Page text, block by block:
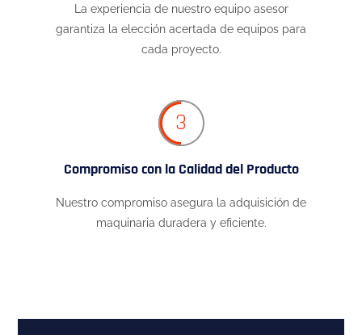
La experiencia de nuestro equipo asesor
garantiza la elección acertada de equipos para
cada proyecto.
3
Compromiso con la Calidad del Producto
Nuestro compromiso asegura la adquisición de
maquinaria duradera y eficiente.